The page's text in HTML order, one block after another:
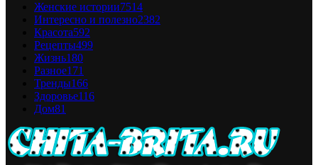
Женские истории7514
Интересно и полезно2382
Красота592
Рецепты499
Жизнь180
Разное171
Тренды166
Здоровье116
Дом81